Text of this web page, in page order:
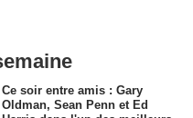
Ce soir entre amis : Gary
Oldman, Sean Penn et Ed